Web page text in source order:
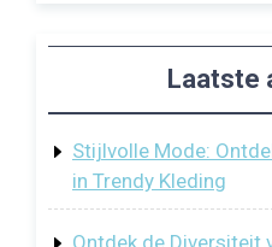
Laatste
Stijlvolle Mode:
in Trendy Kleding
Ontdek de Diversiteit